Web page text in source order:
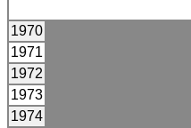
1970
1971
1972
1973
1974